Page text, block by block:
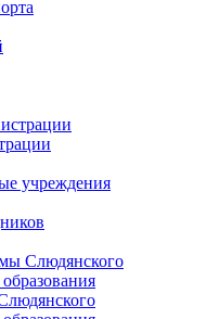
учреждения
Слюдянского